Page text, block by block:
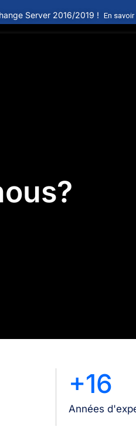
Server 2016/2019 ! En
+16
Années